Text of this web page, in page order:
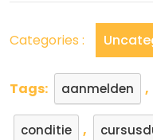
Categories :
Tags: aanmelden ,
conditie ,